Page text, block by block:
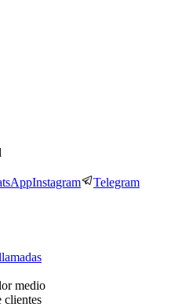
Instagram Telegram
medio
clientes